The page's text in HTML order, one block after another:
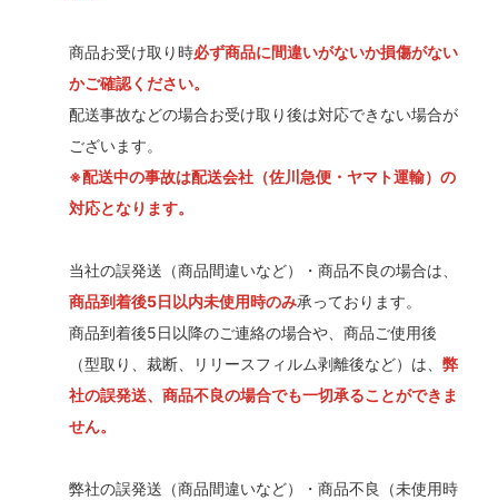
商品お受け取り時必ず商品に間違いがないか損傷がない
かご確認ください。
配送事故などの場合お受け取り後は対応できない場合が
ございます。
※配送中の事故は配送会社（佐川急便・ヤマト運輸）の
対応となります。
当社の誤発送（商品間違いなど）・商品不良の場合は、
商品到着後5日以内未使用時のみ承っております。
商品到着後5日以降のご連絡の場合や、商品ご使用後
（型取り、裁断、リリースフィルム剥離後など）は、 弊
社の誤発送、商品不良の場合でも一切承ることができま
せん。
弊社の誤発送（商品間違いなど）・商品不良（未使用時